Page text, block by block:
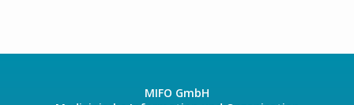
MIFO GmbH